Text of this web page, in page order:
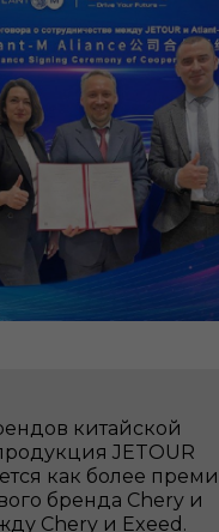
китайской
JETOUR
как более
бренда Chery и
Chery и Exeed.